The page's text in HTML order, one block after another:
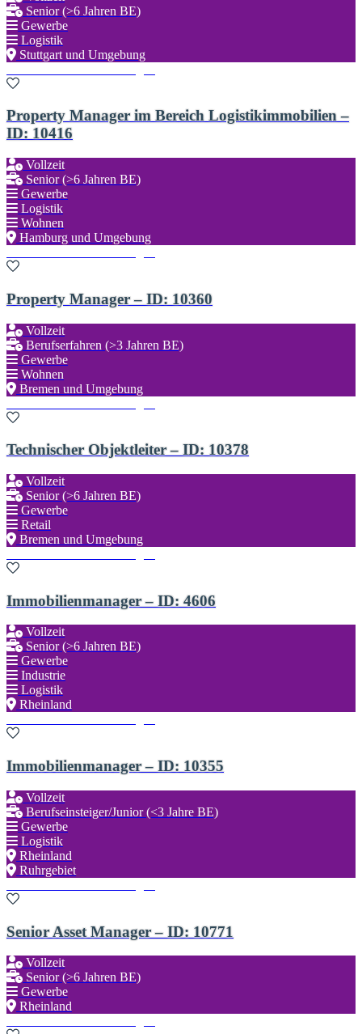
Senior (>6 Jahren BE)
Gewerbe
Logistik
Stuttgart und Umgebung
Property Manager im Bereich Logistikimmobilien –
ID: 10416
Vollzeit
Senior (>6 Jahren BE)
Gewerbe
Logistik
Wohnen
Hamburg und Umgebung
Property Manager – ID: 10360
Vollzeit
Berufserfahren (>3 Jahren BE)
Gewerbe
Wohnen
Bremen und Umgebung
Technischer Objektleiter – ID: 10378
Vollzeit
Senior (>6 Jahren BE)
Gewerbe
Retail
Bremen und Umgebung
Immobilienmanager – ID: 4606
Vollzeit
Senior (>6 Jahren BE)
Gewerbe
Industrie
Logistik
Rheinland
Immobilienmanager – ID: 10355
Vollzeit
Berufseinsteiger/Junior (<3 Jahre BE)
Gewerbe
Logistik
Rheinland
Ruhrgebiet
Senior Asset Manager – ID: 10771
Vollzeit
Senior (>6 Jahren BE)
Gewerbe
Rheinland